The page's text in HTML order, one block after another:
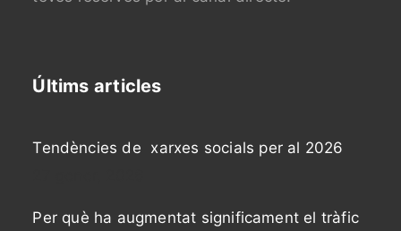
Últims articles
Tendències de xarxes socials per al 2026
Per què ha augmentat significament el tràfic